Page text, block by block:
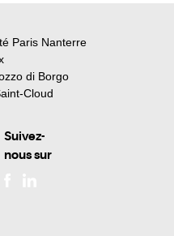
Paris Nanterre
di Borgo
Cloud
Suivez-
nous sur